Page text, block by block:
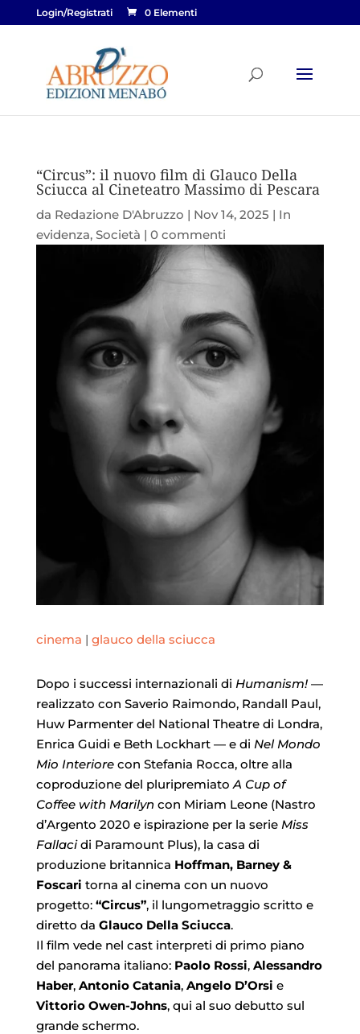
Login/Registrati 0 Elementi
“Circus”: il nuovo film di Glauco Della
Sciucca al Cineteatro Massimo di Pescara
da Redazione D'Abruzzo | Nov 14, 2025 | In
evidenza, Società | 0 commenti
cinema | glauco della sciucca
Dopo i successi internazionali di Humanism!—
realizzato con Saverio Raimondo, Randall Paul,
Huw Parmenter del National Theatre di Londra,
Enrica Guidi e Beth Lockhart — e di Nel Mondo
Mio Interiorecon Stefania Rocca, oltre alla
coproduzione del pluripremiatoA Cup of
Coffee with Marilyn con Miriam Leone (Nastro
d’Argento 2020 e ispirazione per la serie Miss
Fallacidi Paramount Plus), la casa di
produzione britannica Hoffman, Barney &
Foscari torna al cinema con un nuovo
progetto: “Circus”, il lungometraggio scritto e
diretto da Glauco Della Sciucca.
Il film vede nel cast interpreti di primo piano
del panorama italiano: Paolo Rossi, Alessandro
Haber, Antonio Catania, Angelo D’Orsi e
Vittorio Owen-Johns, qui al suo debutto sul
grande schermo.